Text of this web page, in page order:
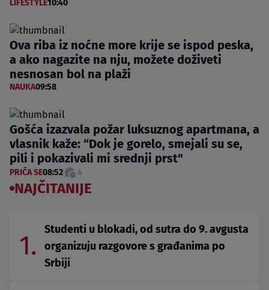
LIFESTYLE10:40
Ova riba iz noćne more krije se ispod peska,
a ako nagazite na nju, možete doživeti
nesnosan bol na plaži
NAUKA09:58
Gošća izazvala požar luksuznog apartmana, a
vlasnik kaže: “Dok je gorelo, smejali su se,
pili i pokazivali mi srednji prst"
PRIČA SE08:52 4
NAJČITANIJE
1.
Studenti u blokadi, od sutra do 9. avgusta
organizuju razgovore s građanima po
Srbiji